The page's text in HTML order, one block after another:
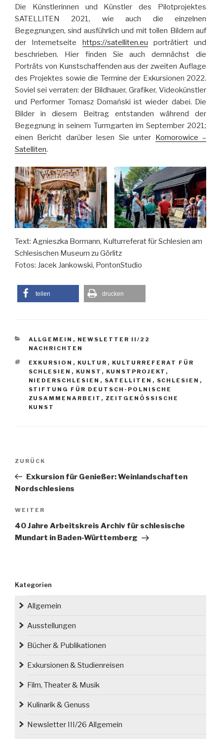
Die Künstlerinnen und Künstler des Pilotprojektes
SATELLITEN 2021, wie auch die einzelnen
Begegnungen, sind ausführlich und mit tollen Bildern auf
der Internetseite
https://satelliten.eu porträtiert und
beschrieben. Hier finden Sie auch demnächst die
Porträts von Kunstschaffenden aus der zweiten Auflage
des Projektes sowie die Termine der Exkursionen 2022.
Soviel sei verraten: der Bildhauer, Grafiker, Videokünstler
und Performer Tomasz Domański ist wieder dabei. Die
Bilder in diesem Beitrag entstanden während der
Begegnung in seinem Turmgarten im September 2021;
einen Bericht darüber lesen Sie unter
Komorowice –
Satelliten.
Text: Agnieszka Bormann, Kulturreferat für Schlesien am
Schlesischen Museum zu Görlitz
Fotos: Jacek Jankowski, PontonStudio
teilen drucken
KATEGORIEN
ALLGEMEIN , NEWSLETTER II/22
NACHRICHTEN
SCHLAGWÖRTER
EXKURSION , KULTUR , KULTURREFERAT FÜR
SCHLESIEN , KUNST , KUNSTPROJEKT ,
NIEDERSCHLESIEN , SATELLITEN , SCHLESIEN ,
STIFTUNG FÜR DEUTSCH-POLNISCHE
ZUSAMMENARBEIT , ZEITGENÖSSISCHE
KUNST
Vorheriger
Beitrag
ZURÜCK
Exkursion für Genießer: Weinlandschaften
Nordschlesiens
Nächster
Beitrag
WEITER
40 Jahre Arbeitskreis Archiv für schlesische
Mundart in Baden-Württemberg
Kategorien
Allgemein
Ausstellungen
Bücher & Publikationen
Exkursionen & Studienreisen
Film, Theater & Musik
Kulinarik & Genuss
Newsletter III/26 Allgemein